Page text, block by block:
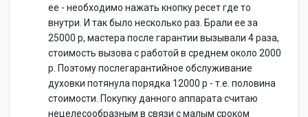
ее - необходимо нажать кнопку ресет где то
внутри. И так было несколько раз. Брали ее за
25000 р, мастера после гарантии вызывали 4 раза,
стоимость вызова с работой в среднем около 2000
р. Поэтому послегарантийное обслуживание
духовки потянула порядка 12000 р - т.е. половина
стоимости. Покупку данного аппарата считаю
нецелесообразным в связи с малым сроком